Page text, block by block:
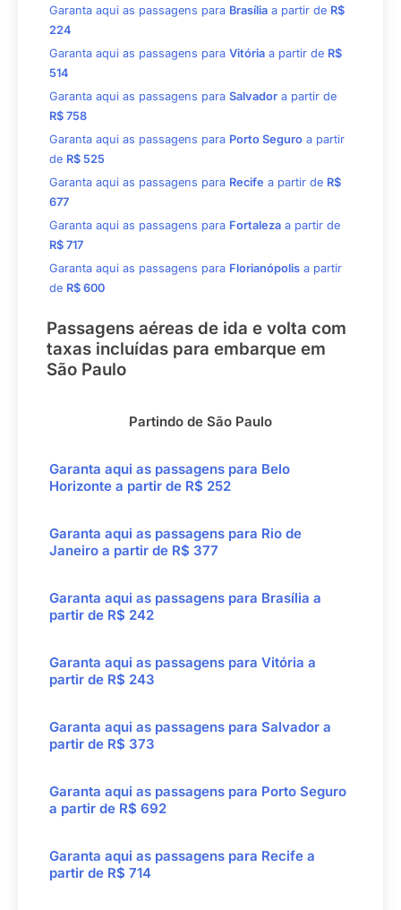
Garanta aqui as passagens para Brasília a partir de R$
224
Garanta aqui as passagens para Vitória a partir de R$
514
Garanta aqui as passagens para Salvador a partir de
R$ 758
Garanta aqui as passagens para Porto Seguro a partir
de R$ 525
Garanta aqui as passagens para Recife a partir de R$
677
Garanta aqui as passagens para Fortaleza a partir de
R$ 717
Garanta aqui as passagens para Florianópolis a partir
de R$ 600
Passagens aéreas de ida e volta com
taxas incluídas para embarque em
São Paulo
Partindo de São Paulo
Garanta aqui as passagens para Belo
Horizonte a partir de R$ 252
Garanta aqui as passagens para Rio de
Janeiro a partir de R$ 377
Garanta aqui as passagens para Brasília a
partir de R$ 242
Garanta aqui as passagens para Vitória a
partir de R$ 243
Garanta aqui as passagens para Salvador a
partir de R$ 373
Garanta aqui as passagens para Porto Seguro
a partir de R$ 692
Garanta aqui as passagens para Recife a
partir de R$ 714